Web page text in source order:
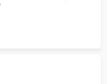
осушителя и
засоров.